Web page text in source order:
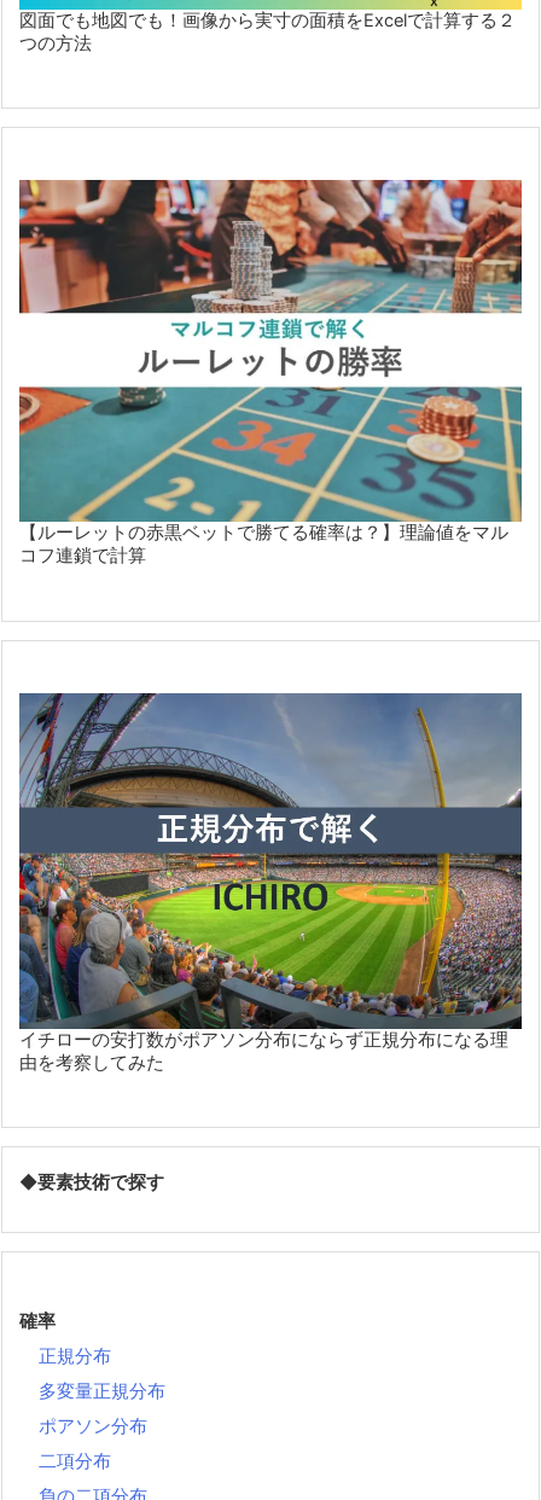
図面でも地図でも！画像から実寸の面積をExcelで計算する２
つの方法
【ルーレットの赤黒ベットで勝てる確率は？】理論値をマル
コフ連鎖で計算
イチローの安打数がポアソン分布にならず正規分布になる理
由を考察してみた
◆要素技術で探す
確率
正規分布
多変量正規分布
ポアソン分布
二項分布